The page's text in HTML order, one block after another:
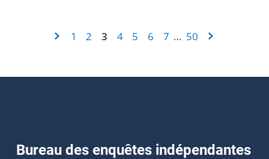
1 2 3 4 5 6 7 … 50
Bureau des enquêtes indépendantes